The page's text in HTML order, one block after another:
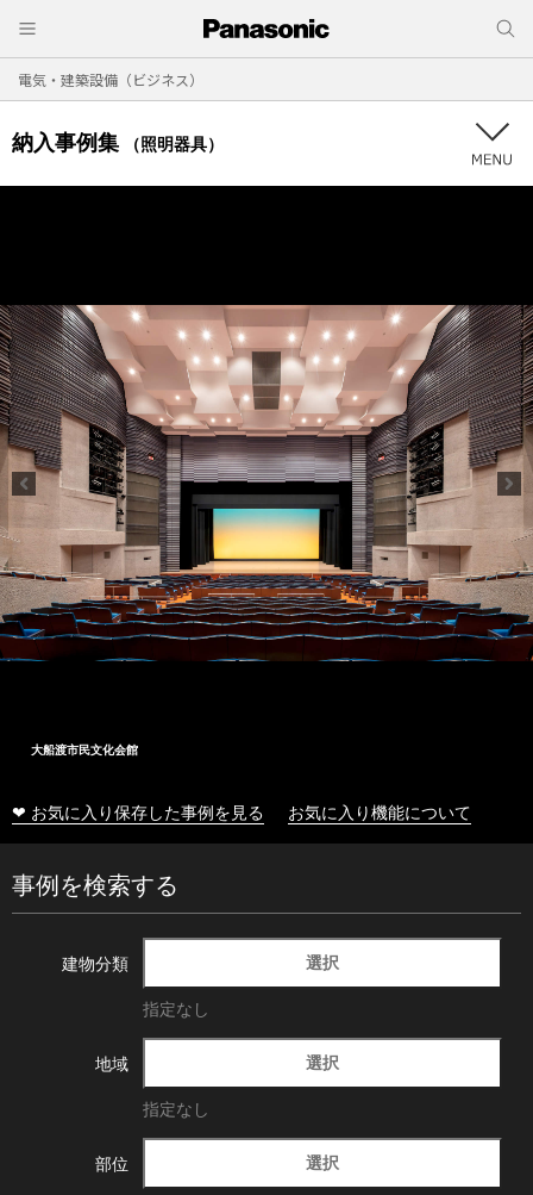
電気・建築設備（ビジネス）
納入事例集 （照明器具）
大船渡市民文化会館
❤ お気に入り保存した事例を見る お気に入り機能について
事例を検索する
建物分類 選択
指定なし
地域 選択
指定なし
部位 選択